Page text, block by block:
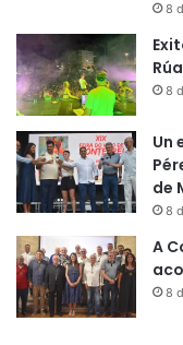
8
8
Un
de
8
A
8